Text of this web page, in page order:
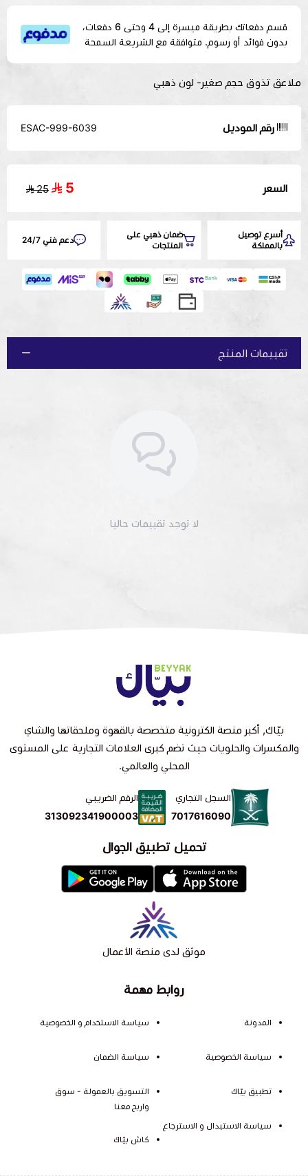
قسم دفعاتك بطريقة ميسرة إلى 4 وحتى 6 دفعات،
بدون فوائد أو رسوم. متوافقة مع الشريعة السمحة
ملاعق تذوق حجم صغير- لون ذهبي
رقم الموديل ESAC-999-6039
السعر 5
25
أسرع توصيل
بالمملكة
ضمان ذهبي على
المنتجات
دعم فني 24/7
تقييمات المنتج
لا توجد تقييمات حاليا
روابط مهمة
المدونة
سياسة الخصوصية
تطبيق بيّاك
سياسة الاستبدال و الاسترجاع
سياسة الاستخدام و الخصوصية
سياسة الضمان
التسويق بالعمولة - سوق
واربح معنا
كاش بيّاك
بيّاك, أكبر منصة الكترونية متخصصة بالقهوة وملحقاتها والشاي
والمكسرات والحلويات حيث تضم كبرى العلامات التجارية على المستوى
المحلي والعالمي.
السجل التجاري
7017616090
الرقم الضريبي
313092341900003
تحميل تطبيق الجوال
موثق لدى منصة الأعمال